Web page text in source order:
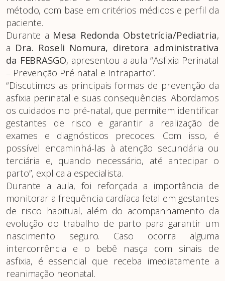
método, com base em critérios médicos e perfil da
paciente.
Durante a Mesa Redonda Obstetrícia/Pediatria,
a Dra. Roseli Nomura, diretora administrativa
da FEBRASGO, apresentou a aula “Asfixia Perinatal
– Prevenção Pré-natal e Intraparto”.
“Discutimos as principais formas de prevenção da
asfixia perinatal e suas consequências. Abordamos
os cuidados no pré-natal, que permitem identificar
gestantes de risco e garantir a realização de
exames e diagnósticos precoces. Com isso, é
possível encaminhá-las à atenção secundária ou
terciária e, quando necessário, até antecipar o
parto”, explica a especialista.
Durante a aula, foi reforçada a importância de
monitorar a frequência cardíaca fetal em gestantes
de risco habitual, além do acompanhamento da
evolução do trabalho de parto para garantir um
nascimento seguro. Caso ocorra alguma
intercorrência e o bebê nasça com sinais de
asfixia, é essencial que receba imediatamente a
reanimação neonatal.